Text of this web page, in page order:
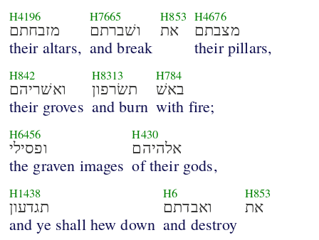
H4196
מזבחתם
their altars,
H7665
ושׁברתם
and break
H853
את
H4676
מצבתם
their pillars,
H842
ואשׁריהם
their groves
H8313
תשׂרפון
and burn
H784
באשׁ
with fire;
H6456
ופסילי
the graven images
H430
אלהיהם
of their gods,
H1438
תגדעון
and ye shall hew down
H6
ואבדתם
and destroy
H853
את